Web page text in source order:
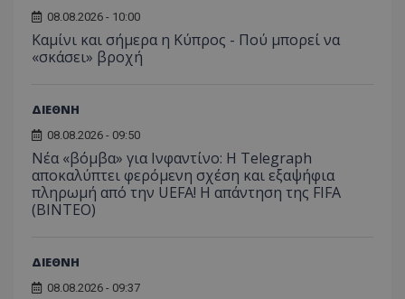
08.08.2026 - 10:00
Καμίνι και σήμερα η Κύπρος - Πού μπορεί να
«σκάσει» βροχή
ΔΙΕΘΝΗ
08.08.2026 - 09:50
Νέα «βόμβα» για Ινφαντίνο: Η Telegraph
αποκαλύπτει φερόμενη σχέση και εξαψήφια
πληρωμή από την UEFA! Η απάντηση της FIFA
(ΒΙΝΤΕΟ)
ΔΙΕΘΝΗ
08.08.2026 - 09:37